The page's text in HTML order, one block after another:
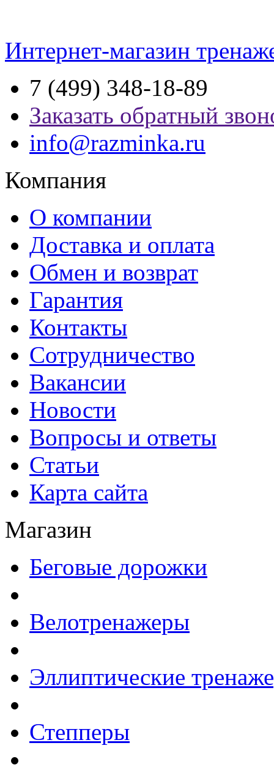
Интернет-магазин
7 (499) 348-18-89
Заказать обратный
info@razminka.ru
Компания
О компании
Доставка и оплата
Обмен и возврат
Гарантия
Контакты
Сотрудничество
Вакансии
Новости
Вопросы и ответы
Статьи
Карта сайта
Магазин
Беговые дорожки
Велотренажеры
Эллиптические
Степперы